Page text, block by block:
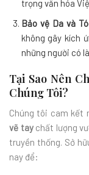
trọng văn hóa
Bảo vệ Da và
không gây kích
những người có
Tại Sao Nên
Chúng Tôi?
Chúng tôi cam kết
vẽ taychất lượng
truyền thống. Sở
nay để: